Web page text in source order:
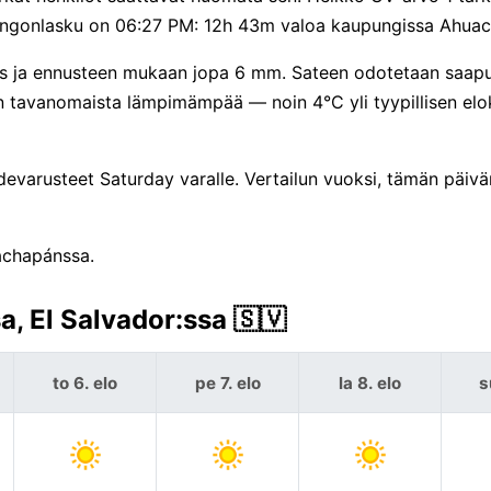
on 06:27 PM: 12h 43m valoa kaupungissa
ennusteen mukaan jopa 6 mm. Sateen odotetaan
tavanomaista lämpimämpää — noin 4°C yli tyypillisen
Saturday varalle. Vertailun vuoksi, tämän
El Salvador:ssa 🇸🇻
to 6. elo pe 7. elo la 8. elo